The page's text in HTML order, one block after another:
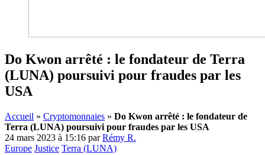
Do Kwon arrêté : le fondateur de Terra
(LUNA) poursuivi pour fraudes par les
USA
Accueil » Cryptomonnaies » Do Kwon arrêté : le fondateur de
Terra (LUNA) poursuivi pour fraudes par les USA
24 mars 2023 à 15:16 parRémy R.
Europe Justice Terra (LUNA)